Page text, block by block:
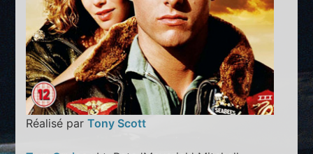
Réalisé parTony Scott